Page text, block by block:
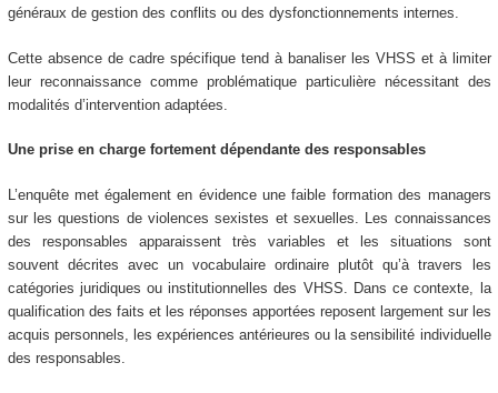
généraux de gestion des conflits ou des dysfonctionnements internes.
Cette absence de cadre spécifique tend à banaliser les VHSS et à limiter
leur reconnaissance comme problématique particulière nécessitant des
modalités d’intervention adaptées.
Une prise en charge fortement dépendante des responsables
L’enquête met également en évidence une faible formation des managers
sur les questions de violences sexistes et sexuelles. Les connaissances
des responsables apparaissent très variables et les situations sont
souvent décrites avec un vocabulaire ordinaire plutôt qu’à travers les
catégories juridiques ou institutionnelles des VHSS. Dans ce contexte, la
qualification des faits et les réponses apportées reposent largement sur les
acquis personnels, les expériences antérieures ou la sensibilité individuelle
des responsables.